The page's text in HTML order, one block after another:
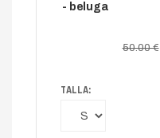
- beluga
50.00 €
TALLA: